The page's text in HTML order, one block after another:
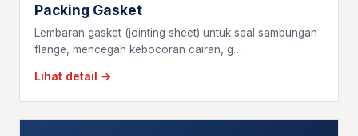
Packing Gasket
Lembaran gasket (jointing sheet) untuk seal sambungan
flange, mencegah kebocoran cairan, g…
Lihat detail →